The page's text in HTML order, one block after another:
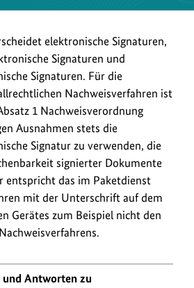
elektronische Signaturen,
Signaturen und
Signaturen. Für die
Nachweisverfahren ist
1 Nachweisverordnung
Ausnahmen stets die
Signatur zu verwenden, die
signierter Dokumente
entspricht das im Paketdienst
mit der Unterschrift auf dem
Gerätes zum Beispiel nicht den
und Antworten zu